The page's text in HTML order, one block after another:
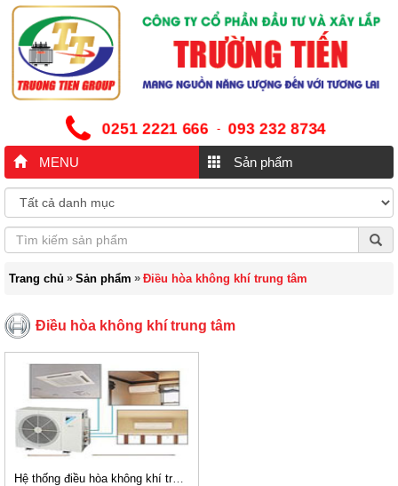
0251 2221 666 - 093 232 8734
MENU Sản phẩm
Trang chủ » Sản phẩm » Điều hòa không khí trung tâm
Điều hòa không khí trung tâm
Hệ thống điều hòa không khí trung tâm